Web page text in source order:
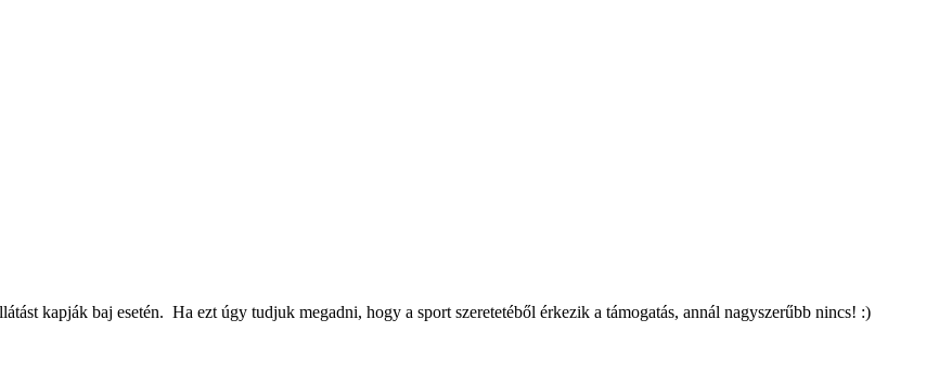
kapják baj esetén. Ha ezt úgy tudjuk megadni, hogy a sport szeretetéből érkezik a támogatás, annál nagyszerűbb nincs! :)